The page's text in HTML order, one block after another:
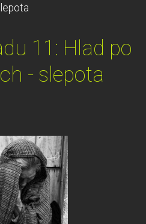
11: Hlad po
- slepota